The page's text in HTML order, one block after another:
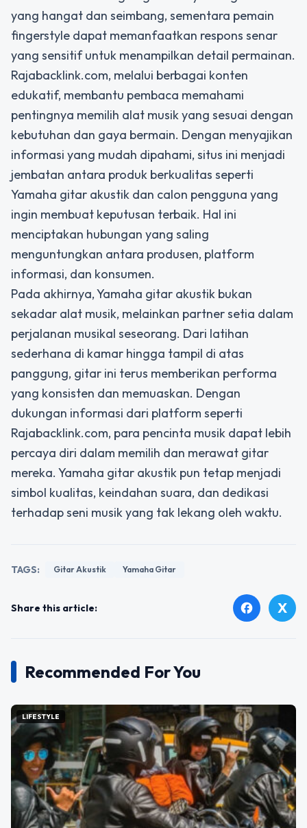
yang hangat dan seimbang, sementara pemain
fingerstyle dapat memanfaatkan respons senar
yang sensitif untuk menampilkan detail permainan.
Rajabacklink.com, melalui berbagai konten
edukatif, membantu pembaca memahami
pentingnya memilih alat musik yang sesuai dengan
kebutuhan dan gaya bermain. Dengan menyajikan
informasi yang mudah dipahami, situs ini menjadi
jembatan antara produk berkualitas seperti
Yamaha gitar akustik dan calon pengguna yang
ingin membuat keputusan terbaik. Hal ini
menciptakan hubungan yang saling
menguntungkan antara produsen, platform
informasi, dan konsumen.
Pada akhirnya, Yamaha gitar akustik bukan
sekadar alat musik, melainkan partner setia dalam
perjalanan musikal seseorang. Dari latihan
sederhana di kamar hingga tampil di atas
panggung, gitar ini terus memberikan performa
yang konsisten dan memuaskan. Dengan
dukungan informasi dari platform seperti
Rajabacklink.com, para pencinta musik dapat lebih
percaya diri dalam memilih dan merawat gitar
mereka. Yamaha gitar akustik pun tetap menjadi
simbol kualitas, keindahan suara, dan dedikasi
terhadap seni musik yang tak lekang oleh waktu.
TAGS: Gitar Akustik Yamaha Gitar
Share this article: facebook X
Recommended For You
LIFESTYLE